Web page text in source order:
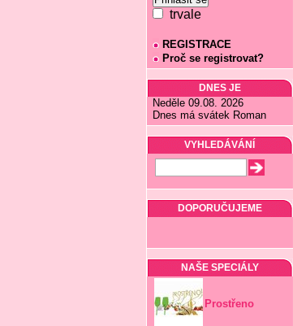
trvale
REGISTRACE
Proč se registrovat?
DNES JE
Neděle 09.08. 2026
Dnes má svátek Roman
VYHLEDÁVÁNÍ
DOPORUČUJEME
NAŠE SPECIÁLY
Prostřeno